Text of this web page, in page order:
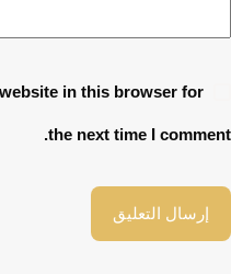
in this browser for
the next time I comment.
إرسال التعليق